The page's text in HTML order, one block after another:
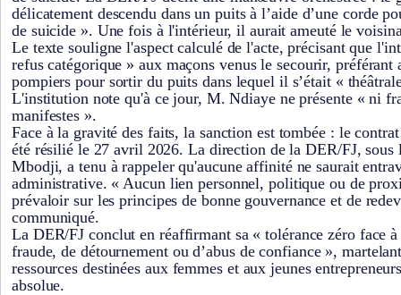
délicatement descendu dans un puits à l’aide d’une corde
de suicide ». Une fois à l'intérieur, il aurait ameuté le
Le texte souligne l'aspect calculé de l'acte, précisant que
refus catégorique » aux maçons venus le secourir, préférant
pompiers pour sortir du puits dans lequel il s’était «
L'institution note qu'à ce jour, M. Ndiaye ne présente « ni
manifestes ».
Face à la gravité des faits, la sanction est tombée : le
été résilié le 27 avril 2026. La direction de la DER/FJ, sous
Mbodji, a tenu à rappeler qu'aucune affinité ne saurait
administrative. « Aucun lien personnel, politique ou de
prévaloir sur les principes de bonne gouvernance et de
communiqué.
La DER/FJ conclut en réaffirmant sa « tolérance zéro face
fraude, de détournement ou d’abus de confiance »,
ressources destinées aux femmes et aux jeunes
absolue.